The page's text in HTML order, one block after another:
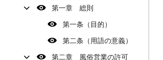
第一章 総則
第一条（目的）
第二条（用語の意義）
第二章 風俗営業の許可